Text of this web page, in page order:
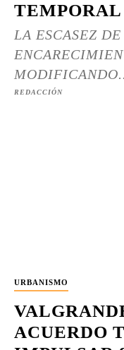
TEMPORAL
LA ESCASEZ
REDACCIÓN
URBANISMO
ACUERDO